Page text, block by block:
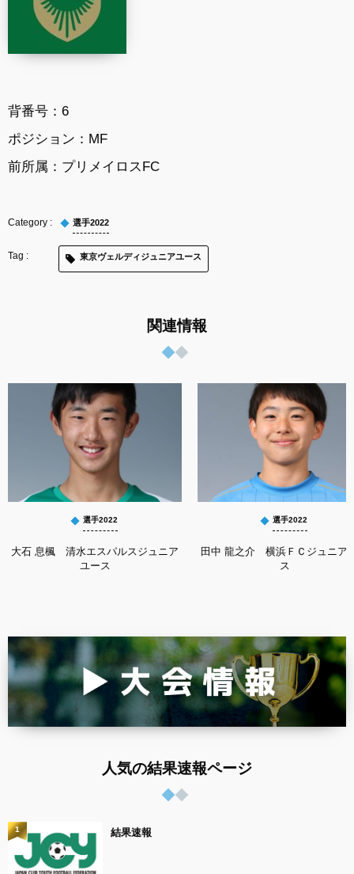
背番号：6
ポジション：MF
前所属： プリメイロスFC
選手2022
東京ヴェルディジュニアユース
関連情報
選手2022
大石 息楓 清水エスパルスジュニア
ユース
選手2022
田中 龍之介 横浜ＦＣジュニア
ス
人気の結果速報ページ
結果速報
1